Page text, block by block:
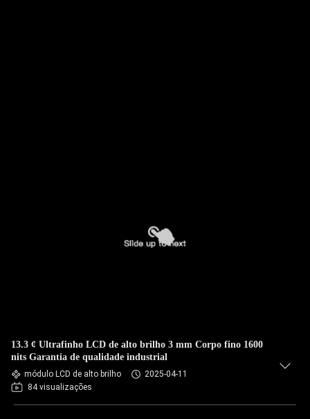
13.3 ¢ Ultrafinho LCD de alto brilho 3 mm Corpo fino 1600
nits Garantia de qualidade industrial
módulo LCD de alto brilho
2025-04-11
84 visualizações